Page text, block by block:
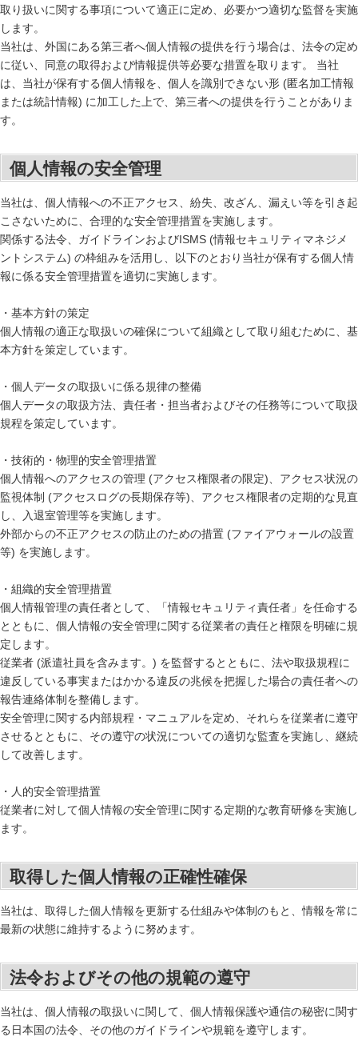
取り扱いに関する事項について適正に定め、必要かつ適切な監督を実施
します。
当社は、外国にある第三者へ個人情報の提供を行う場合は、法令の定め
に従い、同意の取得および情報提供等必要な措置を取ります。 当社
は、当社が保有する個人情報を、個人を識別できない形 (匿名加工情報
または統計情報) に加工した上で、第三者への提供を行うことがありま
す。
個人情報の安全管理
当社は、個人情報への不正アクセス、紛失、改ざん、漏えい等を引き起
こさないために、合理的な安全管理措置を実施します。
関係する法令、ガイドラインおよびISMS (情報セキュリティマネジメ
ントシステム) の枠組みを活用し、以下のとおり当社が保有する個人情
報に係る安全管理措置を適切に実施します。
・基本方針の策定
個人情報の適正な取扱いの確保について組織として取り組むために、基
本方針を策定しています。
・個人データの取扱いに係る規律の整備
個人データの取扱方法、責任者・担当者およびその任務等について取扱
規程を策定しています。
・技術的・物理的安全管理措置
個人情報へのアクセスの管理 (アクセス権限者の限定)、アクセス状況の
監視体制 (アクセスログの長期保存等)、アクセス権限者の定期的な見直
し、入退室管理等を実施します。
外部からの不正アクセスの防止のための措置 (ファイアウォールの設置
等) を実施します。
・組織的安全管理措置
個人情報管理の責任者として、「情報セキュリティ責任者」を任命する
とともに、個人情報の安全管理に関する従業者の責任と権限を明確に規
定します。
従業者 (派遣社員を含みます。) を監督するとともに、法や取扱規程に
違反している事実またはかかる違反の兆候を把握した場合の責任者への
報告連絡体制を整備します。
安全管理に関する内部規程・マニュアルを定め、それらを従業者に遵守
させるとともに、その遵守の状況についての適切な監査を実施し、継続
して改善します。
・人的安全管理措置
従業者に対して個人情報の安全管理に関する定期的な教育研修を実施し
ます。
取得した個人情報の正確性確保
当社は、取得した個人情報を更新する仕組みや体制のもと、情報を常に
最新の状態に維持するように努めます。
法令およびその他の規範の遵守
当社は、個人情報の取扱いに関して、個人情報保護や通信の秘密に関す
る日本国の法令、その他のガイドラインや規範を遵守します。